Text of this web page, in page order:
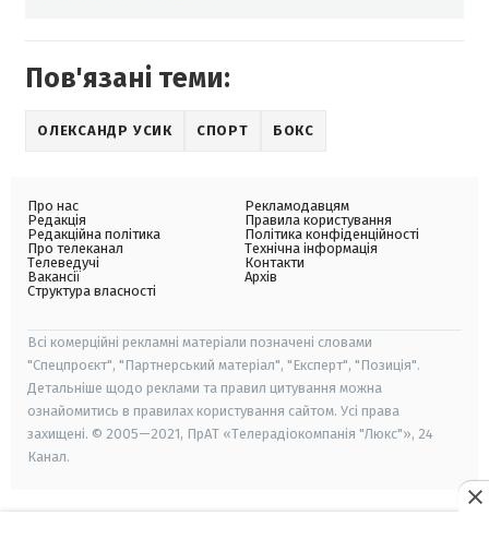
Пов'язані теми:
ОЛЕКСАНДР УСИК СПОРТ БОКС
Про нас
Редакція
Редакційна політика
Про телеканал
Телеведучі
Вакансії
Структура власності
Рекламодавцям
Правила користування
Політика конфіденційності
Технічна інформація
Контакти
Архів
Всі комерційні рекламні матеріали позначені словами
"Спецпроєкт", "Партнерський матеріал", "Експерт", "Позиція".
Детальніше щодо реклами та правил цитування можна
ознайомитись в правилах користування сайтом. Усі права
захищені. © 2005—2021, ПрАТ «Телерадіокомпанія "Люкс"», 24
Канал.